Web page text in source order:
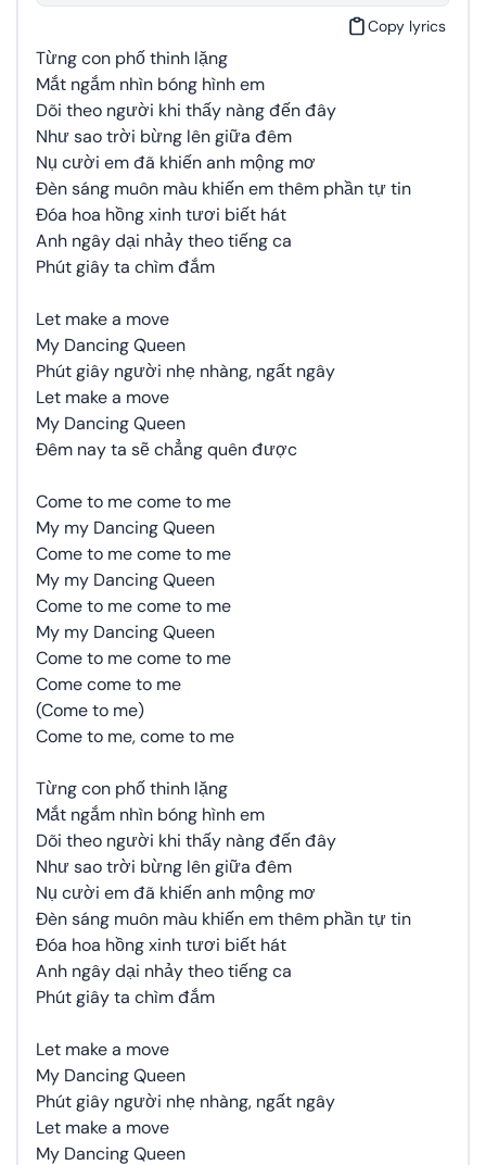
Copy lyrics
Từng con phố thinh lặng
Mắt ngắm nhìn bóng hình em
Dõi theo người khi thấy nàng đến đây
Như sao trời bừng lên giữa đêm
Nụ cười em đã khiến anh mộng mơ
Đèn sáng muôn màu khiến em thêm phần tự tin
Đóa hoa hồng xinh tươi biết hát
Anh ngây dại nhảy theo tiếng ca
Phút giây ta chìm đắm
Let make a move
My Dancing Queen
Phút giây người nhẹ nhàng, ngất ngây
Let make a move
My Dancing Queen
Đêm nay ta sẽ chẳng quên được
Come to me come to me
My my Dancing Queen
Come to me come to me
My my Dancing Queen
Come to me come to me
My my Dancing Queen
Come to me come to me
Come come to me
(Come to me)
Come to me, come to me
Từng con phố thinh lặng
Mắt ngắm nhìn bóng hình em
Dõi theo người khi thấy nàng đến đây
Như sao trời bừng lên giữa đêm
Nụ cười em đã khiến anh mộng mơ
Đèn sáng muôn màu khiến em thêm phần tự tin
Đóa hoa hồng xinh tươi biết hát
Anh ngây dại nhảy theo tiếng ca
Phút giây ta chìm đắm
Let make a move
My Dancing Queen
Phút giây người nhẹ nhàng, ngất ngây
Let make a move
My Dancing Queen